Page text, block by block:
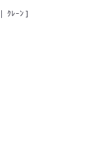
| ｸﾚｰﾝ ]